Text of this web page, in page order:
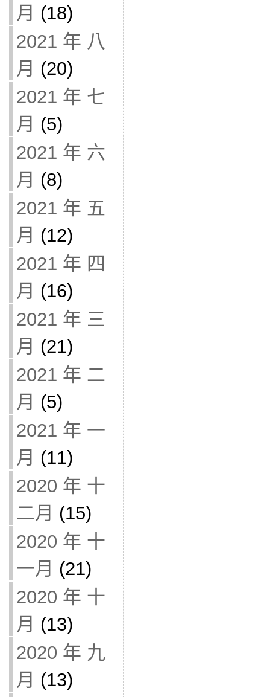
月 (18)
2021 年 八
月 (20)
2021 年 七
月 (5)
2021 年 六
月 (8)
2021 年 五
月 (12)
2021 年 四
月 (16)
2021 年 三
月 (21)
2021 年 二
月 (5)
2021 年 一
月 (11)
2020 年 十
二月 (15)
2020 年 十
一月 (21)
2020 年 十
月 (13)
2020 年 九
月 (13)